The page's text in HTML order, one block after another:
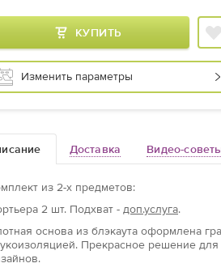
КУПИТЬ
Изменить параметры
Доставка Видео-
из 2-х предметов:
2 шт. Подхват - доп.услуга.
основа из блэкаута оформлена
Прекрасное решение